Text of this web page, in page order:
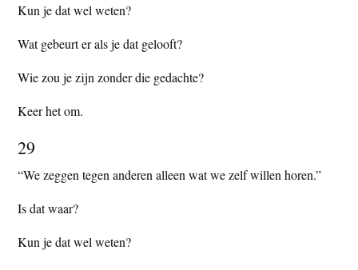
Kun je dat wel weten?
Wat gebeurt er als je dat gelooft?
Wie zou je zijn zonder die gedachte?
Keer het om.
29
“We zeggen tegen anderen alleen wat we zelf willen horen.”
Is dat waar?
Kun je dat wel weten?